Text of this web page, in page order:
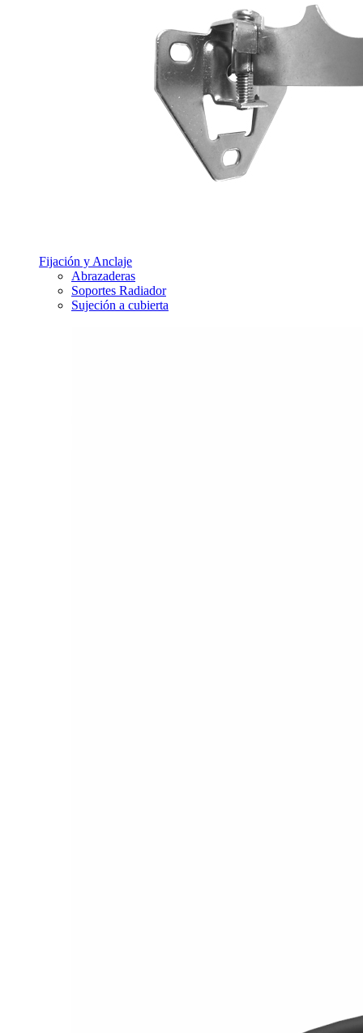
Fijación y Anclaje
Abrazaderas
Soportes Radiador
Sujeción a cubierta